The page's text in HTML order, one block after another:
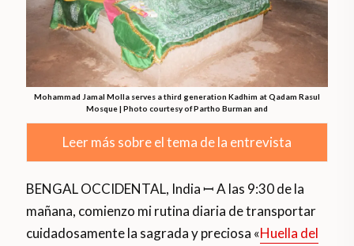
Mohammad Jamal Molla serves a third generation Kadhim at Qadam Rasul
Mosque | Photo courtesy of Partho Burman and
Leer más sobre el tema de la entrevista
BENGAL OCCIDENTAL, India ꟷ A las 9:30 de la
mañana, comienzo mi rutina diaria de transportar
cuidadosamente la sagrada y preciosa «Huella del